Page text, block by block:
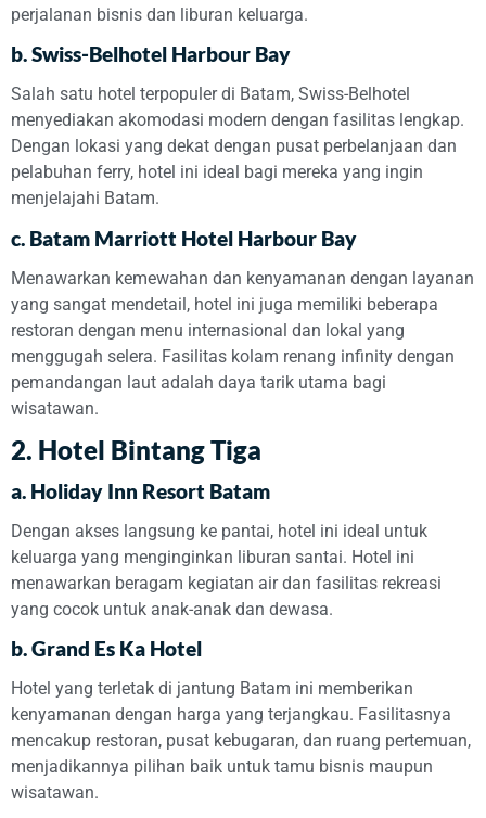
perjalanan bisnis dan liburan keluarga.
b.Swiss-Belhotel Harbour Bay
Salah satu hotel terpopuler di Batam, Swiss-Belhotel
menyediakan akomodasi modern dengan fasilitas lengkap.
Dengan lokasi yang dekat dengan pusat perbelanjaan dan
pelabuhan ferry, hotel ini ideal bagi mereka yang ingin
menjelajahi Batam.
c. Batam Marriott Hotel Harbour Bay
Menawarkan kemewahan dan kenyamanan dengan layanan
yang sangat mendetail, hotel ini juga memiliki beberapa
restoran dengan menu internasional dan lokal yang
menggugah selera. Fasilitas kolam renang infinity dengan
pemandangan laut adalah daya tarik utama bagi
wisatawan.
2. Hotel Bintang Tiga
a. Holiday Inn Resort Batam
Dengan akses langsung ke pantai, hotel ini ideal untuk
keluarga yang menginginkan liburan santai. Hotel ini
menawarkan beragam kegiatan air dan fasilitas rekreasi
yang cocok untuk anak-anak dan dewasa.
b.Grand Es Ka Hotel
Hotel yang terletak di jantung Batam ini memberikan
kenyamanan dengan harga yang terjangkau. Fasilitasnya
mencakup restoran, pusat kebugaran, dan ruang pertemuan,
menjadikannya pilihan baik untuk tamu bisnis maupun
wisatawan.